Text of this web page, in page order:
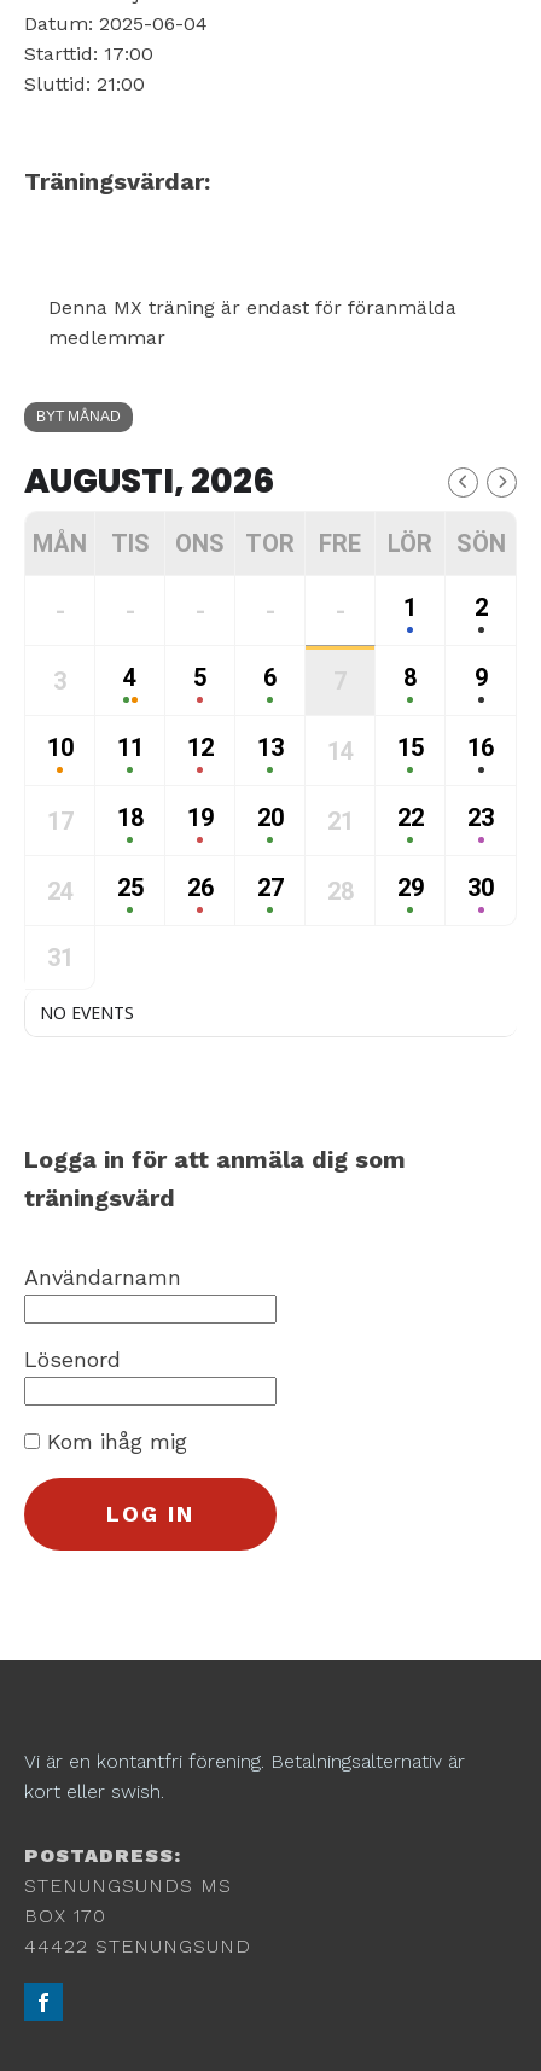
Datum: 2025-06-04
Starttid: 17:00
Sluttid: 21:00
Träningsvärdar:
Denna MX träning är endast för föranmälda
medlemmar
BYT MÅNAD
AUGUSTI, 2026
MÅN TIS ONS TOR FRE LÖR SÖN
- - - - - 1 2
3 4 5 6 7 8 9
10 11 12 13 14 15 16
17 18 19 20 21 22 23
24 25 26 27 28 29 30
31
NO EVENTS
Logga in för att anmäla dig som
träningsvärd
Användarnamn
Lösenord
Kom ihåg mig
Vi är en kontantfri förening. Betalningsalternativ är
kort eller swish.
POSTADRESS:
STENUNGSUNDS MS
BOX 170
44422 STENUNGSUND